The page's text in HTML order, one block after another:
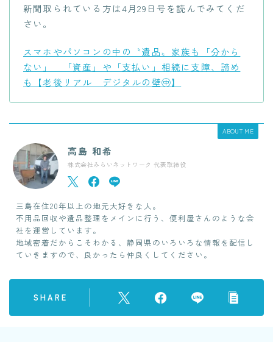
新聞取られている方は4月29日号を読んでみてくだ
さい。
スマホやパソコンの中の〝遺品〟家族も「分から
ない」 「資産」や「支払い」相続に支障、諦め
も【老後リアル デジタルの壁㊥】
ABOUT ME
高島 和希
株式会社みらいネットワーク 代表取締役
三島在住20年以上の地元大好きな人。
不用品回収や遺品整理をメインに行う、便利屋さんのような会
社を運営しています。
地域密着だからこそわかる、静岡県のいろいろな情報を配信し
ていきますので、良かったら仲良くしてください。
SHARE